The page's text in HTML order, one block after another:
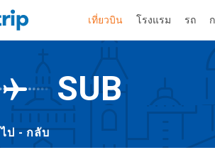
เที่ยวบิน โรงแรม รถ
SUB
ไป - กลับ